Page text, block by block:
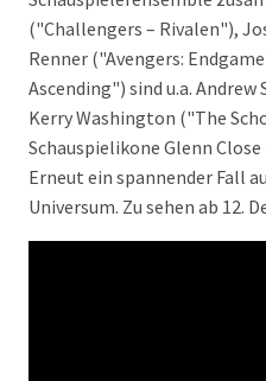
("Challengers – Rivalen"),
Renner ("Avengers:
Ascending") sind u.a.
Kerry Washington ("The
Schauspielikone Glenn
Erneut ein spannender Fall
Universum. Zu sehen ab 12.